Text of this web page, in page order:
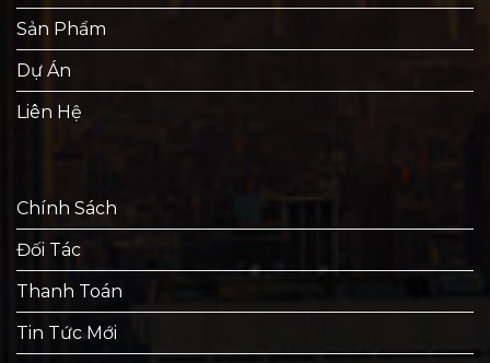
Sản Phẩm
Dự Án
Liên Hệ
Chính Sách
Đối Tác
Thanh Toán
Tin Tức Mới